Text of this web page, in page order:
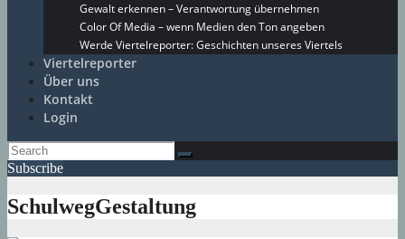
Gewalt erkennen – Verantwortung übernehmen
Color Of Media – wenn Medien den Ton angeben
Werde Viertelreporter: Geschichten unseres Viertels
Viertelreporter
Über uns
Kontakt
Login
Subscribe
SchulwegGestaltung